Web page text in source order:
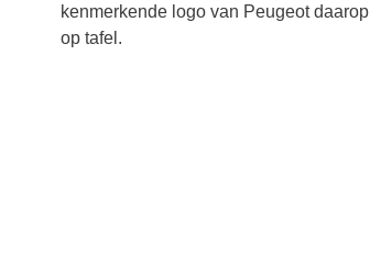
kenmerkende logo van Peugeot
op tafel.